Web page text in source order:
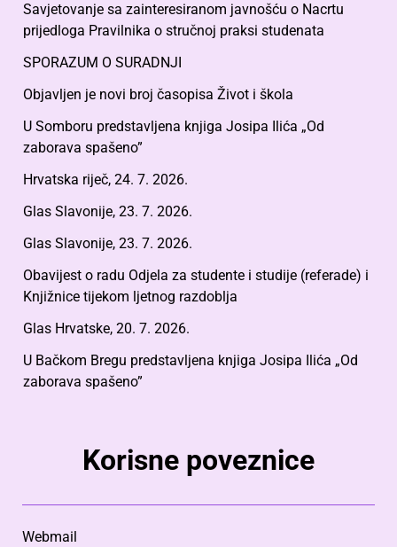
Savjetovanje sa zainteresiranom javnošću o Nacrtu
prijedloga Pravilnika o stručnoj praksi studenata
SPORAZUM O SURADNJI
Objavljen je novi broj časopisa Život i škola
U Somboru predstavljena knjiga Josipa Ilića „Od
zaborava spašeno”
Hrvatska riječ, 24. 7. 2026.
Glas Slavonije, 23. 7. 2026.
Glas Slavonije, 23. 7. 2026.
Obavijest o radu Odjela za studente i studije (referade) i
Knjižnice tijekom ljetnog razdoblja
Glas Hrvatske, 20. 7. 2026.
U Bačkom Bregu predstavljena knjiga Josipa Ilića „Od
zaborava spašeno”
Korisne poveznice
Webmail